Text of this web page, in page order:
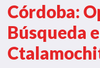
Córdoba:
Búsqueda